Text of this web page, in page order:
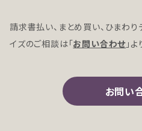
請求書払い、まとめ買い、ひまわ
イズのご相談は「お問い合わせ 」
お問い